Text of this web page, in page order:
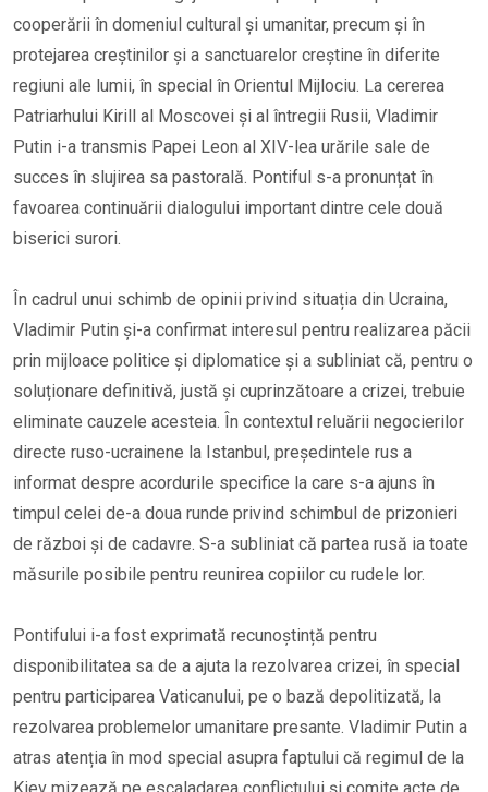
cooperării în domeniul cultural și umanitar, precum și în
protejarea creștinilor și a sanctuarelor creștine în diferite
regiuni ale lumii, în special în Orientul Mijlociu. La cererea
Patriarhului Kirill al Moscovei și al întregii Rusii, Vladimir
Putin i-a transmis Papei Leon al XIV-lea urările sale de
succes în slujirea sa pastorală. Pontiful s-a pronunțat în
favoarea continuării dialogului important dintre cele două
biserici surori.
În cadrul unui schimb de opinii privind situația din Ucraina,
Vladimir Putin și-a confirmat interesul pentru realizarea păcii
prin mijloace politice și diplomatice și a subliniat că, pentru o
soluționare definitivă, justă și cuprinzătoare a crizei, trebuie
eliminate cauzele acesteia. În contextul reluării negocierilor
directe ruso-ucrainene la Istanbul, președintele rus a
informat despre acordurile specifice la care s-a ajuns în
timpul celei de-a doua runde privind schimbul de prizonieri
de război și de cadavre. S-a subliniat că partea rusă ia toate
măsurile posibile pentru reunirea copiilor cu rudele lor.
Pontifului i-a fost exprimată recunoștință pentru
disponibilitatea sa de a ajuta la rezolvarea crizei, în special
pentru participarea Vaticanului, pe o bază depolitizată, la
rezolvarea problemelor umanitare presante. Vladimir Putin a
atras atenția în mod special asupra faptului că regimul de la